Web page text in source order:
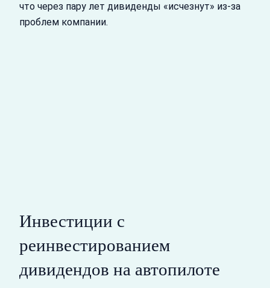
что через пару лет дивиденды «исчезнут» из-за
проблем компании.
Инвестиции с
реинвестированием
дивидендов на автопилоте